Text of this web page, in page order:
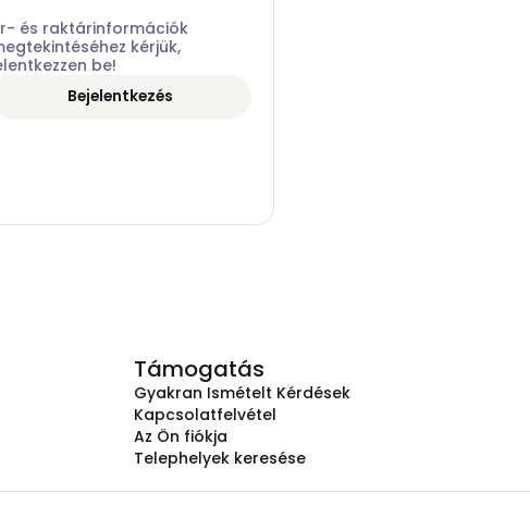
és raktárinformációk
kérjük,
be!
Bejelentkezés
Támogatás
Gyakran Ismételt Kérdések
Kapcsolatfelvétel
Az Ön fiókja
Telephelyek keresése